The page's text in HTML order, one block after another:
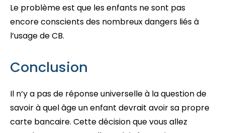
Le problème est que les enfants ne sont pas
encore conscients des nombreux dangers liés à
l’usage de CB.
Conclusion
Il n’y a pas de réponse universelle à la question de
savoir à quel âge un enfant devrait avoir sa propre
carte bancaire. Cette décision que vous allez